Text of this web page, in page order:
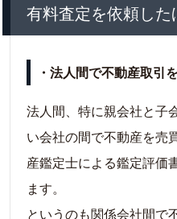
有料査定を依頼し
・法人間で不動産取引
法人間、特に親会社と子
い会社の間で不動産を売
産鑑定士による鑑定評価
ます。
というのも関係会社間で